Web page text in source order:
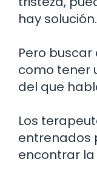
hay solución.
Pero
como tener
del que
Los
entrenados
encontrar la